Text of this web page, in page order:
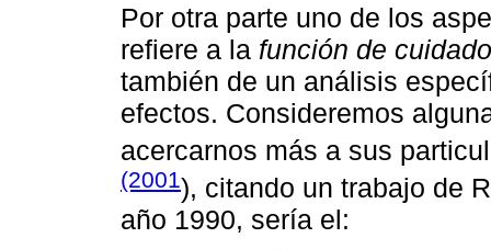
Por otra parte uno de los
refiere a la función de cuidado
también de un análisis
efectos. Consideremos
acercarnos más a sus
(2001), citando un trabajo de
año 1990, sería el: